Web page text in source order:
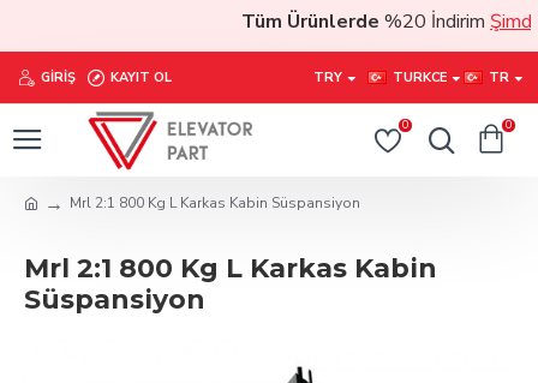
Tüm Ürünlerde%20 İndirimŞimdi
GIRIŞ KAYIT OL TRY TURKCE TR
0 0
Mrl 2:1 800 Kg L Karkas Kabin Süspansiyon
Mrl 2:1 800 Kg L Karkas Kabin
Süspansiyon